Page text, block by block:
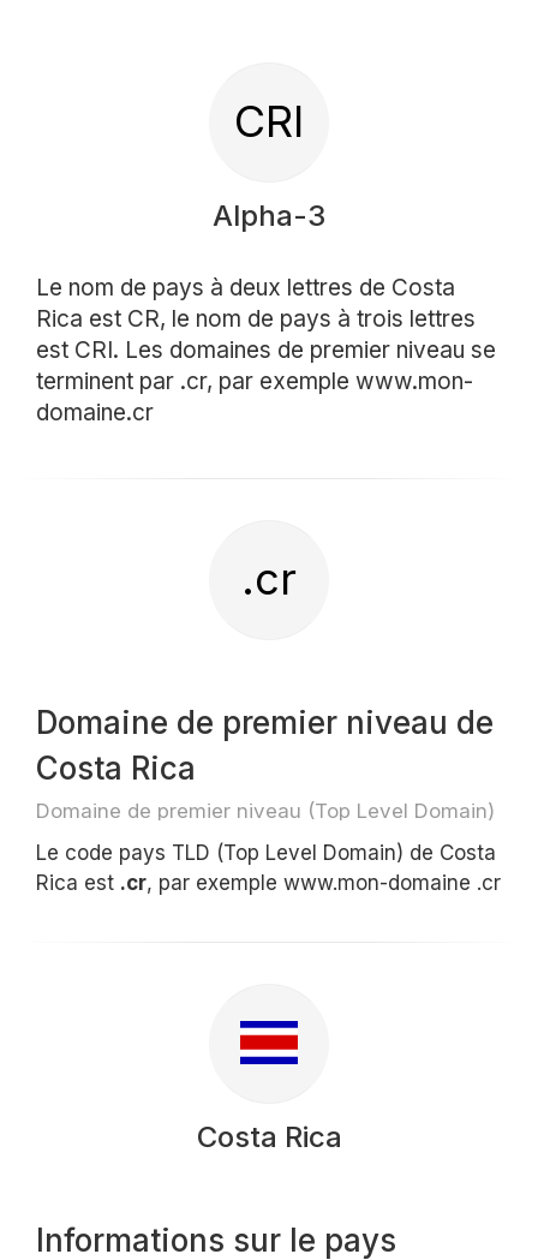
CRI
Alpha-3
Le nom de pays à deux lettres de Costa
Rica est CR, le nom de pays à trois lettres
est CRI. Les domaines de premier niveau se
terminent par .cr, par exemple www.mon-
domaine.cr
.cr
Domaine de premier niveau de
Costa Rica
Domaine de premier niveau (Top Level Domain)
Le code pays TLD (Top Level Domain) de Costa
Rica est .cr, par exemple www.mon-domaine .cr
Costa Rica
Informations sur le pays